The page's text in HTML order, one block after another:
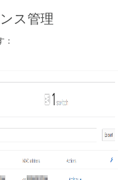
ス管理